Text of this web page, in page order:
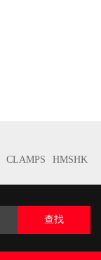
CLAMPS HMSHK
查找